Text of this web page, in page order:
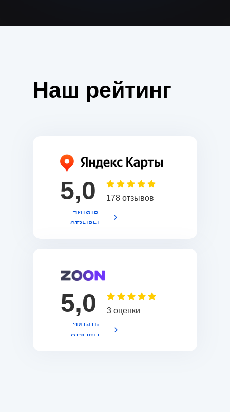
Наш рейтинг
5,0
Читать
отзывы
178 отзывов
5,0
Читать
отзывы
3 оценки